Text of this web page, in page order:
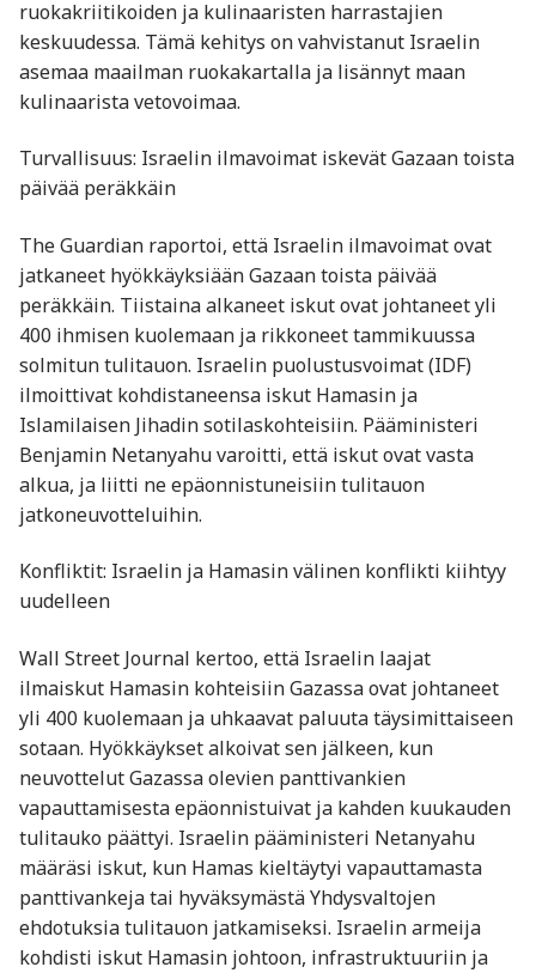
ruokakriitikoiden ja kulinaaristen harrastajien
keskuudessa. Tämä kehitys on vahvistanut Israelin
asemaa maailman ruokakartalla ja lisännyt maan
kulinaarista vetovoimaa.​
Turvallisuus: Israelin ilmavoimat iskevät Gazaan toista
päivää peräkkäin
The Guardian raportoi, että Israelin ilmavoimat ovat
jatkaneet hyökkäyksiään Gazaan toista päivää
peräkkäin. Tiistaina alkaneet iskut ovat johtaneet yli
400 ihmisen kuolemaan ja rikkoneet tammikuussa
solmitun tulitauon. Israelin puolustusvoimat (IDF)
ilmoittivat kohdistaneensa iskut Hamasin ja
Islamilaisen Jihadin sotilaskohteisiin. Pääministeri
Benjamin Netanyahu varoitti, että iskut ovat vasta
alkua, ja liitti ne epäonnistuneisiin tulitauon
jatkoneuvotteluihin. ​
Konfliktit: Israelin ja Hamasin välinen konflikti kiihtyy
uudelleen
Wall Street Journal kertoo, että Israelin laajat
ilmaiskut Hamasin kohteisiin Gazassa ovat johtaneet
yli 400 kuolemaan ja uhkaavat paluuta täysimittaiseen
sotaan. Hyökkäykset alkoivat sen jälkeen, kun
neuvottelut Gazassa olevien panttivankien
vapauttamisesta epäonnistuivat ja kahden kuukauden
tulitauko päättyi. Israelin pääministeri Netanyahu
määräsi iskut, kun Hamas kieltäytyi vapauttamasta
panttivankeja tai hyväksymästä Yhdysvaltojen
ehdotuksia tulitauon jatkamiseksi. Israelin armeija
kohdisti iskut Hamasin johtoon, infrastruktuuriin ja